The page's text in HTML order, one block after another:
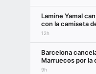
Lamine Yamal
con la camiseta
12h
Barcelona
Marruecos por la
9h